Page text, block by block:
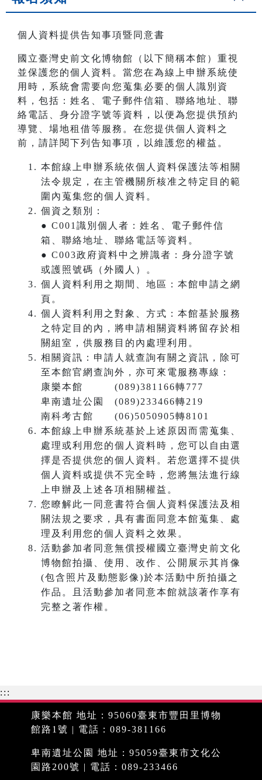
個人資料提供告知事項暨同意書
國立臺灣史前文化博物館（以下簡稱本館）重視
並保護您的個人資料。當您在為線上申辦系統使
用時，系統會需要向您蒐集必要的個人識別資
料，包括：姓名、電子郵件信箱、聯絡地址、聯
絡電話、身分證字號等資料，以便為您提供預約
導覽、場地租借等服務。在您提供個人資料之
前，請詳閱下列告知事項，以維護您的權益。
本館線上申辦系統依個人資料保護法等相關
法令規定，在主管機關所核准之特定目的範
圍內蒐集您的個人資料。
個資之類別：
● C001識別個人者：姓名、電子郵件信
箱、聯絡地址、聯絡電話等資料。
● C003政府資料中之辨識者：身分證字號
或護照號碼（外國人）。
個人資料利用之期間、地區：本館申請之網
頁。
個人資料利用之對象、方式：本館基於服務
之特定目的內，將申請相關資料將留存於相
關組室，供服務目的內處理利用。
相關資訊：申請人就查詢有關之資訊，除可
至本館官網查詢外，亦可來電服務專線：
康樂本館 (089)381166轉777
卑南遺址公園 (089)233466轉219
南科考古館 (06)5050905轉8101
本館線上申辦系統基於上述原因而需蒐集、
處理或利用您的個人資料時，您可以自由選
擇是否提供您的個人資料。若您選擇不提供
個人資料或提供不完全時，您將無法進行線
上申辦及上述各項相關權益。
您瞭解此一同意書符合個人資料保護法及相
關法規之要求，具有書面同意本館蒐集、處
理及利用您的個人資料之效果。
活動參加者同意無償授權國立臺灣史前文化
博物館拍攝、使用、改作、公開展示其肖像
(包含照片及動態影像)於本活動中所拍攝之
作品。且活動參加者同意本館就該著作享有
完整之著作權。
:::
康樂本館 地址：95060臺東市豐田里博物
館路1號 | 電話：089-381166
卑南遺址公園 地址：95059臺東市文化公
園路200號 | 電話：089-233466